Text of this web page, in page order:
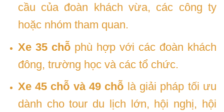
cầu của đoàn khách vừa, các công ty
hoặc nhóm tham quan.
Xe 35 chỗphù hợp với các đoàn khách
đông, trường học và các tổ chức.
Xe 45 chỗ và 49 chỗ là giải pháp tối ưu
dành cho tour du lịch lớn, hội nghị, hội